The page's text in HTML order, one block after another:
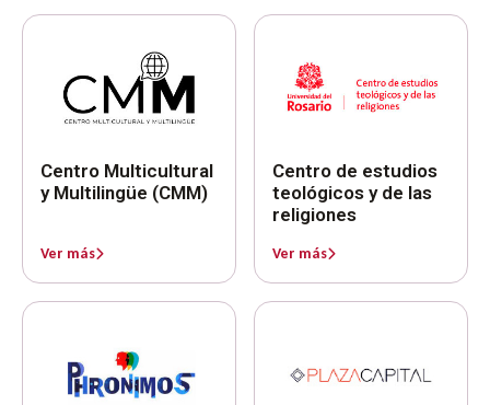
Centro Multicultural
y Multilingüe (CMM)
Ver más
Centro de estudios
teológicos y de las
religiones
Ver más